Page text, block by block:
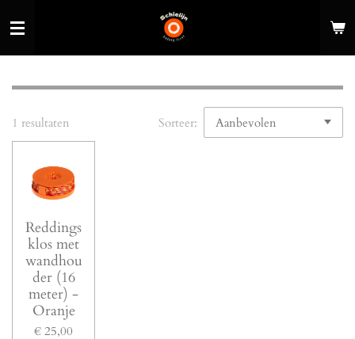
direct
hoofdinhoud
1 resultaten Sorteer:
Reddings
klos met
wandhou
der (16
meter) -
Oranje
€ 25,00